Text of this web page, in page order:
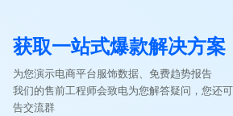
获取一站式爆款解决方案
为您演示电商平台服饰数据、免费趋势报告
我们的售前工程师会致电为您解答疑问，您还
告交流群